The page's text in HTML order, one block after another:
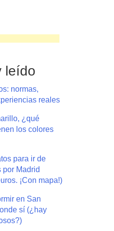
leído
normas,
reales
¿qué
los colores
para ir de
por Madrid
¡Con mapa!)
en San
sí (¿hay